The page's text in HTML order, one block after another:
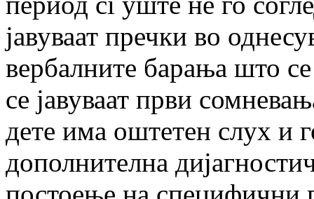
јавуваат пречки во
вербалните барања што
се јавуваат први
дете има оштетен слух и
дополнителна